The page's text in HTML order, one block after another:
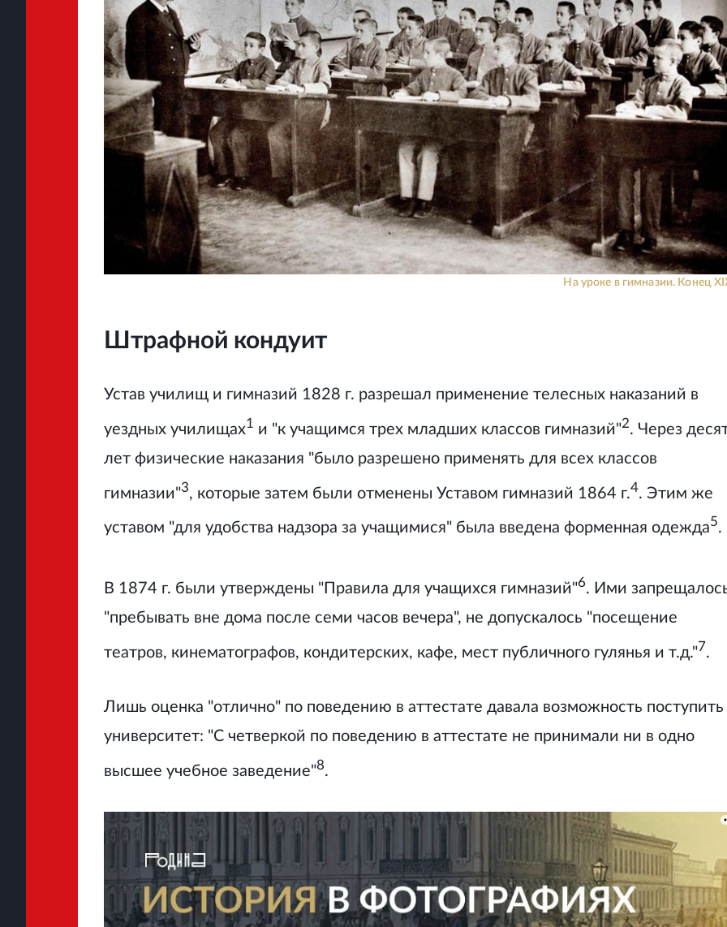
На уроке в гимназии. Конец
Штрафной кондуит
Устав училищ и гимназий 1828 г. разрешал применение телесных наказаний в
уездных училищах1 и "к учащимся трех младших классов гимназий"2. Через
лет физические наказания "было разрешено применять для всех классов
гимназии"3, которые затем были отменены Уставом гимназий 1864 г.4. Этим же
уставом "для удобства надзора за учащимися" была введена форменная одежда5.
В 1874 г. были утверждены "Правила для учащихся гимназий"6. Ими
"пребывать вне дома после семи часов вечера", не допускалось "посещение
театров, кинематографов, кондитерских, кафе, мест публичного гулянья и т.д."7.
Лишь оценка "отлично" по поведению в аттестате давала возможность поступить
университет: "С четверкой по поведению в аттестате не принимали ни в одно
высшее учебное заведение"8.